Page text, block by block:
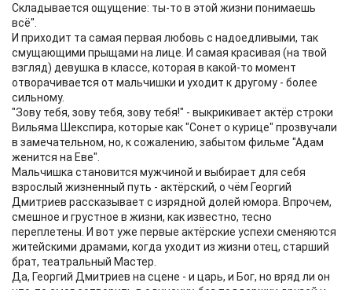
Складывается ощущение: ты-то в этой жизни понимаешь
всё".
И приходит та самая первая любовь с надоедливыми, так
смущающими прыщами на лице. И самая красивая (на твой
взгляд) девушка в классе, которая в какой-то момент
отворачивается от мальчишки и уходит к другому - более
сильному.
"Зову тебя, зову тебя, зову тебя!" - выкрикивает актёр строки
Вильяма Шекспира, которые как "Сонет о курице" прозвучали
в замечательном, но, к сожалению, забытом фильме "Адам
женится на Еве".
Мальчишка становится мужчиной и выбирает для себя
взрослый жизненный путь - актёрский, о чём Георгий
Дмитриев рассказывает с изрядной долей юмора. Впрочем,
смешное и грустное в жизни, как известно, тесно
переплетены. И вот уже первые актёрские успехи сменяются
житейскими драмами, когда уходит из жизни отец, старший
брат, театральный Мастер.
Да, Георгий Дмитриев на сцене - и царь, и Бог, но вряд ли он